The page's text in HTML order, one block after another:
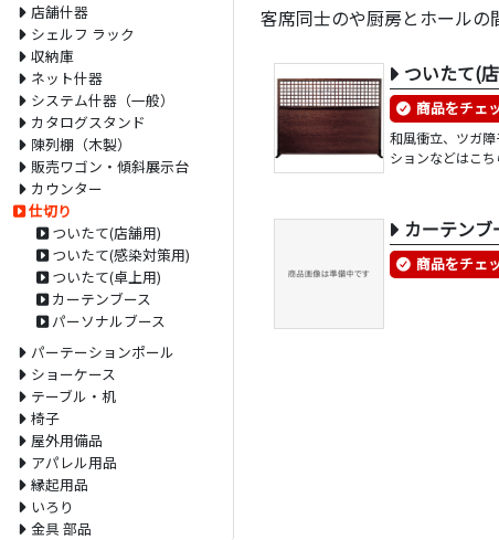
客席同士のや厨房とホールの
ついたて(
商品をチェ
和風衝立、ツガ
ションなどはこち
カーテンブ
商品をチェ
店舗什器
シェルフ ラック
収納庫
ネット什器
システム什器（一般）
カタログスタンド
陳列棚（木製）
販売ワゴン・傾斜展示台
カウンター
仕切り
ついたて(店舗用)
ついたて(感染対策用)
ついたて(卓上用)
カーテンブース
パーソナルブース
パーテーションポール
ショーケース
テーブル・机
椅子
屋外用備品
アパレル用品
縁起用品
いろり
金具 部品